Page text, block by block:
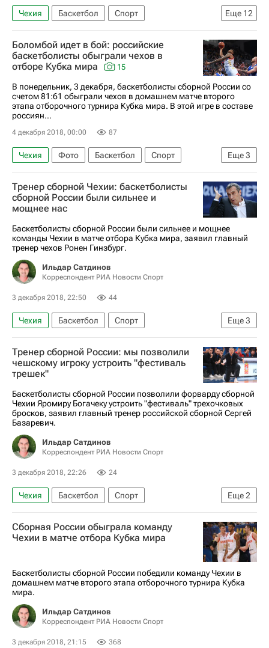
Еще 12
Чехия Баскетбол
Спорт
Сергей Базаревич
Андрей Кириленко
Кубок мира по баскетболу
Россия
Финляндия
Михаил Кулагин
Никита Курбанов
Дмитрий Кулагин
Семён Антонов
Сергей Карасев (баскетбол)
Боломбой идет в бой: российские
баскетболисты обыграли чехов в
отборе Кубка мира
15
В понедельник, 3 декабря, баскетболисты сборной России со
счетом 81:61 обыграли чехов в домашнем матче второго
этапа отборочного турнира Кубка мира. В этой игре в составе
россиян...
4 декабря 2018, 00:00 87
Еще3
Чехия Фото Баскетбол
Спорт
Кубок мира по баскетболу
Россия
Джоэль Боломбой
Тренер сборной Чехии: баскетболисты
сборной России были сильнее и
мощнее нас
Баскетболисты сборной России были сильнее и мощнее
команды Чехии в матче отбора Кубка мира, заявил главный
тренер чехов Ронен Гинзбург.
Ильдар Сатдинов
Корреспондент РИА Новости Спорт
3 декабря 2018, 22:50 44
Еще3
Чехия Баскетбол
Спорт
Ронен Гинзбург
Кубок мира по баскетболу
Россия
Тренер сборной России: мы позволили
чешскому игроку устроить "фестиваль
трешек"
Баскетболисты сборной России позволили форварду сборной
Чехии Яромиру Богачеку устроить "фестиваль" трехочковых
бросков, заявил главный тренер российской сборной Сергей
Базаревич.
Ильдар Сатдинов
Корреспондент РИА Новости Спорт
3 декабря 2018, 22:26 24
Еще2
Чехия Баскетбол
Спорт
Сергей Базаревич
Россия
Сборная России обыграла команду
Чехии в матче отбора Кубка мира
Баскетболисты сборной России победили команду Чехии в
домашнем матче второго этапа отборочного турнира Кубка
мира.
Ильдар Сатдинов
Корреспондент РИА Новости Спорт
3 декабря 2018, 21:15 368